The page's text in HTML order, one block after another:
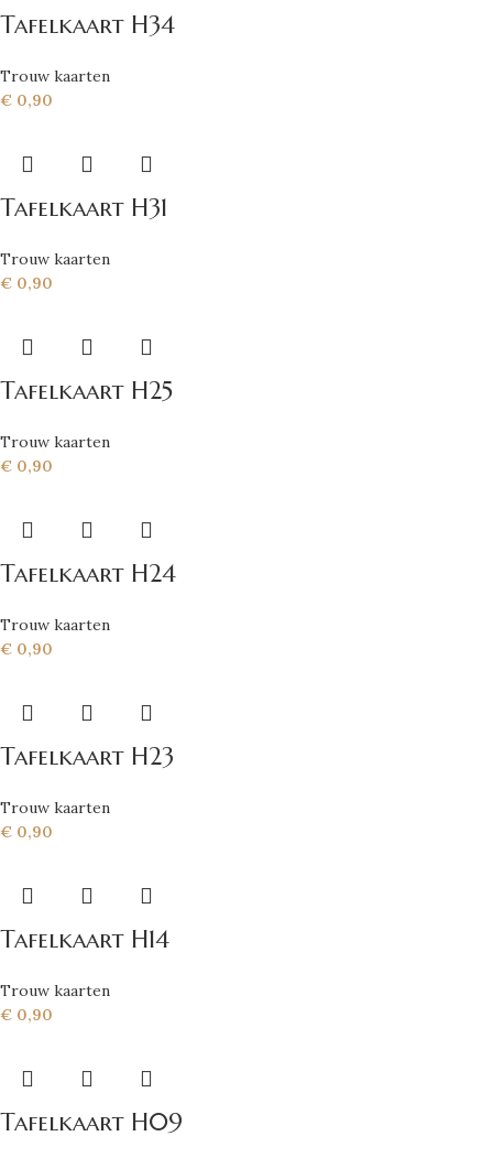
Tafelkaart H34
Trouw kaarten
€ 0,90
Tafelkaart H31
Trouw kaarten
€ 0,90
Tafelkaart H25
Trouw kaarten
€ 0,90
Tafelkaart H24
Trouw kaarten
€ 0,90
Tafelkaart H23
Trouw kaarten
€ 0,90
Tafelkaart H14
Trouw kaarten
€ 0,90
Tafelkaart H09